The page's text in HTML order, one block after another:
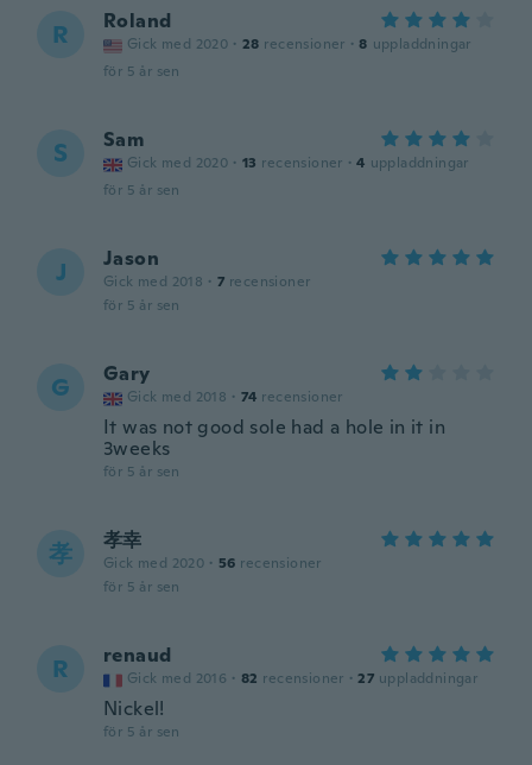
R Roland
Gick med 2020 · 28 recensioner · 8 uppladdningar
för 5 år sen
S Sam
Gick med 2020 · 13 recensioner · 4 uppladdningar
för 5 år sen
J Jason
Gick med 2018 · 7 recensioner
för 5 år sen
G Gary
Gick med 2018 · 74 recensioner
It was not good sole had a hole in it in
3weeks
för 5 år sen
孝 孝幸
Gick med 2020 · 56 recensioner
för 5 år sen
R renaud
Gick med 2016 · 82 recensioner · 27 uppladdningar
Nickel!
för 5 år sen